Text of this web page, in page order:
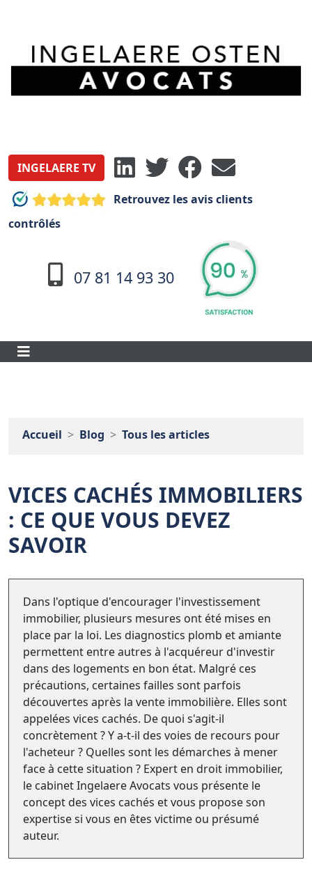
INGELAERE TV
Retrouvez les avis clients
contrôlés
07 81 14 93 30
Accueil Blog Tous les articles
VICES CACHÉS IMMOBILIERS
: CE QUE VOUS DEVEZ
SAVOIR
Dans l'optique d'encourager l'investissement
immobilier, plusieurs mesures ont été mises en
place par la loi. Les diagnostics plomb et amiante
permettent entre autres à l'acquéreur d'investir
dans des logements en bon état. Malgré ces
précautions, certaines failles sont parfois
découvertes après la vente immobilière. Elles sont
appelées vices cachés. De quoi s'agit-il
concrètement ? Y a-t-il des voies de recours pour
l'acheteur ? Quelles sont les démarches à mener
face à cette situation ? Expert en droit immobilier,
le cabinet Ingelaere Avocats vous présente le
concept des vices cachés et vous propose son
expertise si vous en êtes victime ou présumé
auteur.